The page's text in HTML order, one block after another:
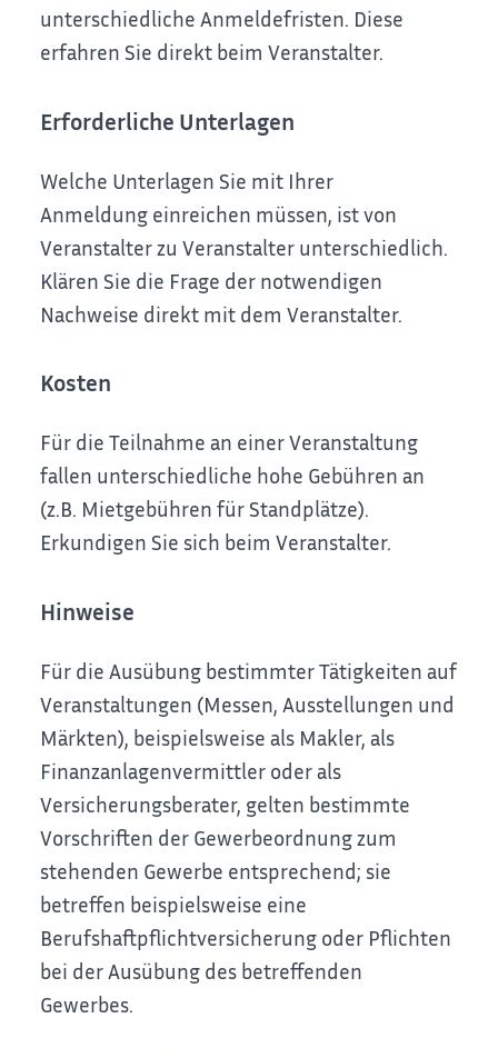
unterschiedliche Anmeldefristen. Diese
erfahren Sie direkt beim Veranstalter.
Erforderliche Unterlagen
Welche Unterlagen Sie mit Ihrer
Anmeldung einreichen müssen, ist von
Veranstalter zu Veranstalter unterschiedlich.
Klären Sie die Frage der notwendigen
Nachweise direkt mit dem Veranstalter.
Kosten
Für die Teilnahme an einer Veranstaltung
fallen unterschiedliche hohe Gebühren an
(z.B. Mietgebühren für Standplätze).
Erkundigen Sie sich beim Veranstalter.
Hinweise
Für die Ausübung bestimmter Tätigkeiten auf
Veranstaltungen (Messen, Ausstellungen und
Märkten), beispielsweise als Makler, als
Finanzanlagenvermittler oder als
Versicherungsberater, gelten bestimmte
Vorschriften der Gewerbeordnung zum
stehenden Gewerbe entsprechend; sie
betreffen beispielsweise eine
Berufshaftpflichtversicherung oder Pflichten
bei der Ausübung des betreffenden
Gewerbes.